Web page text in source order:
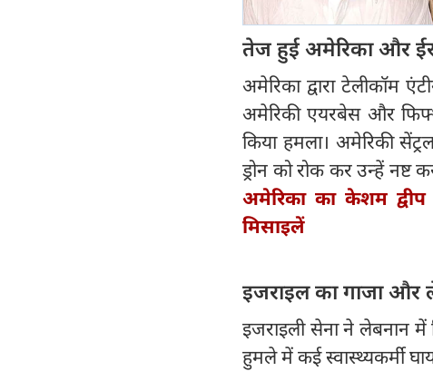
तेज हुई अमेरिका और
अमेरिका द्वारा टेलीकॉम
अमेरिकी एयरबेस और
किया हमला। अमेरिकी
ड्रोन को रोक कर उन्हें नष्ट
अमेरिका का केशम
मिसाइलें
इजराइल का गाजा और
इजराइली सेना ने लेबनान
हुमले में कई स्वास्थ्यकर्मी